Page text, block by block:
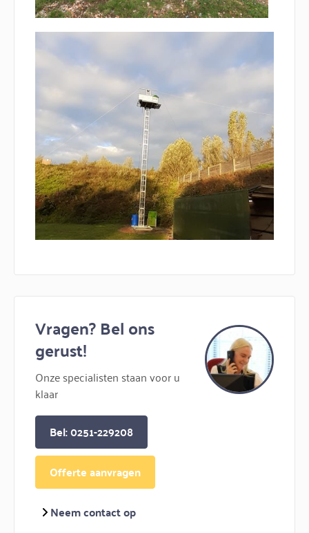
Vragen? Bel ons
gerust!
Onze specialisten staan voor u
klaar
Bel: 0251-229208
Offerte aanvragen
Neem contact op